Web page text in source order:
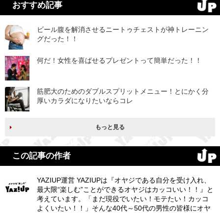
おすすめ記事
ビール腹を解消させるニートゥチェストが神トレーニン
グだった！！
何だ！女性を喜ばせるプレゼントって簡単だった！！
筋肥大のためのダブルスプリットメニュー！とにかく分
厚いカラダになりたいならコレ
もっと見る
この記事の作者
YAZIUP運営 YAZIUPは『オヤジである自分を受け入れ、
最大限“楽しむ”ことができるオヤジはカッコいい！！』と
考えています。「まだ現役でいたい！モテたい！カッコ
よくいたい！！」そんな40代～50代の男性の皆様にオヤ